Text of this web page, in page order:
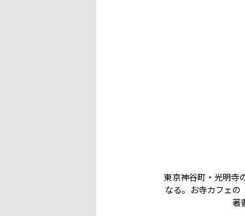
東京神谷町・光明寺
なる。お寺カフェの
著